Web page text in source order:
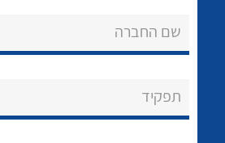
צור קשר
שם החברה
תפקיד